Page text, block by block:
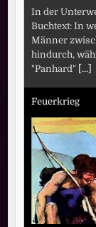
In der
Buchtext: In
Männer
hindurch,
"Panhard" [...]
Feuerkrieg